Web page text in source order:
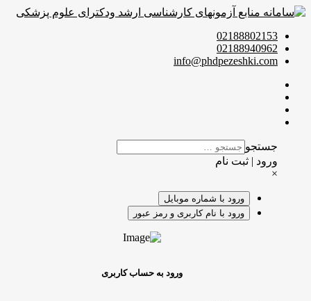
02188802153
02188940962
info@phdpezeshki.com
جستجو
ورود | ثبت نام
×
ورود با شماره موبایل
ورود با نام کاربری و رمز عبور
ورود به حساب کاربری